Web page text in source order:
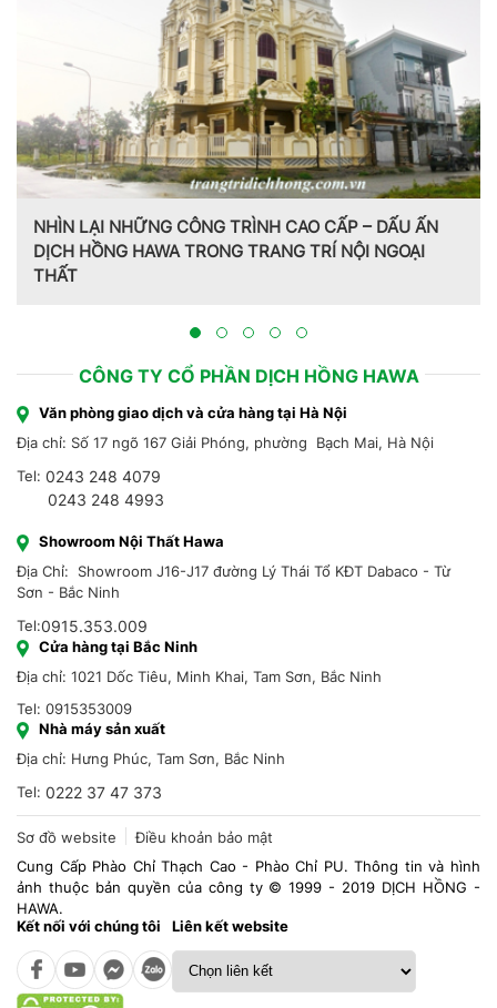
NHÌN LẠI NHỮNG CÔNG TRÌNH CAO CẤP – DẤU ẤN
DỊCH HỒNG HAWA TRONG TRANG TRÍ NỘI NGOẠI
THẤT
CÔNG TY CỔ PHẦN DỊCH HỒNG HAWA
Văn phòng giao dịch và cửa hàng tại Hà Nội
Địa chỉ: Số 17 ngõ 167 Giải Phóng, phường Bạch Mai, Hà Nội
Tel: 0243 248 4079
0243 248 4993
Showroom Nội Thất Hawa
Địa Chỉ: Showroom J16-J17 đường Lý Thái Tổ KĐT Dabaco - Từ
Sơn - Bắc Ninh
Tel:0915.353.009
Cửa hàng tại Bắc Ninh
Địa chỉ: 1021 Dốc Tiêu, Minh Khai, Tam Sơn, Bắc Ninh
Tel: 0915353009
Nhà máy sản xuất
Địa chỉ: Hưng Phúc, Tam Sơn, Bắc Ninh
Tel: 0222 37 47 373
Sơ đồ website
Điều khoản bảo mật
Cung Cấp Phào Chỉ Thạch Cao - Phào Chỉ PU. Thông tin và hình
ảnh thuộc bản quyền của công ty © 1999 - 2019 DỊCH HỒNG -
HAWA.
Kết nối với chúng tôi
Liên kết website